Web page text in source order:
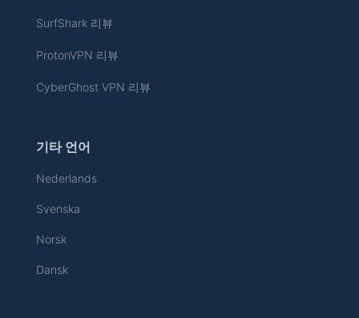
SurfShark 리뷰
ProtonVPN 리뷰
CyberGhost VPN 리뷰
기타 언어
Nederlands
Svenska
Norsk
Dansk